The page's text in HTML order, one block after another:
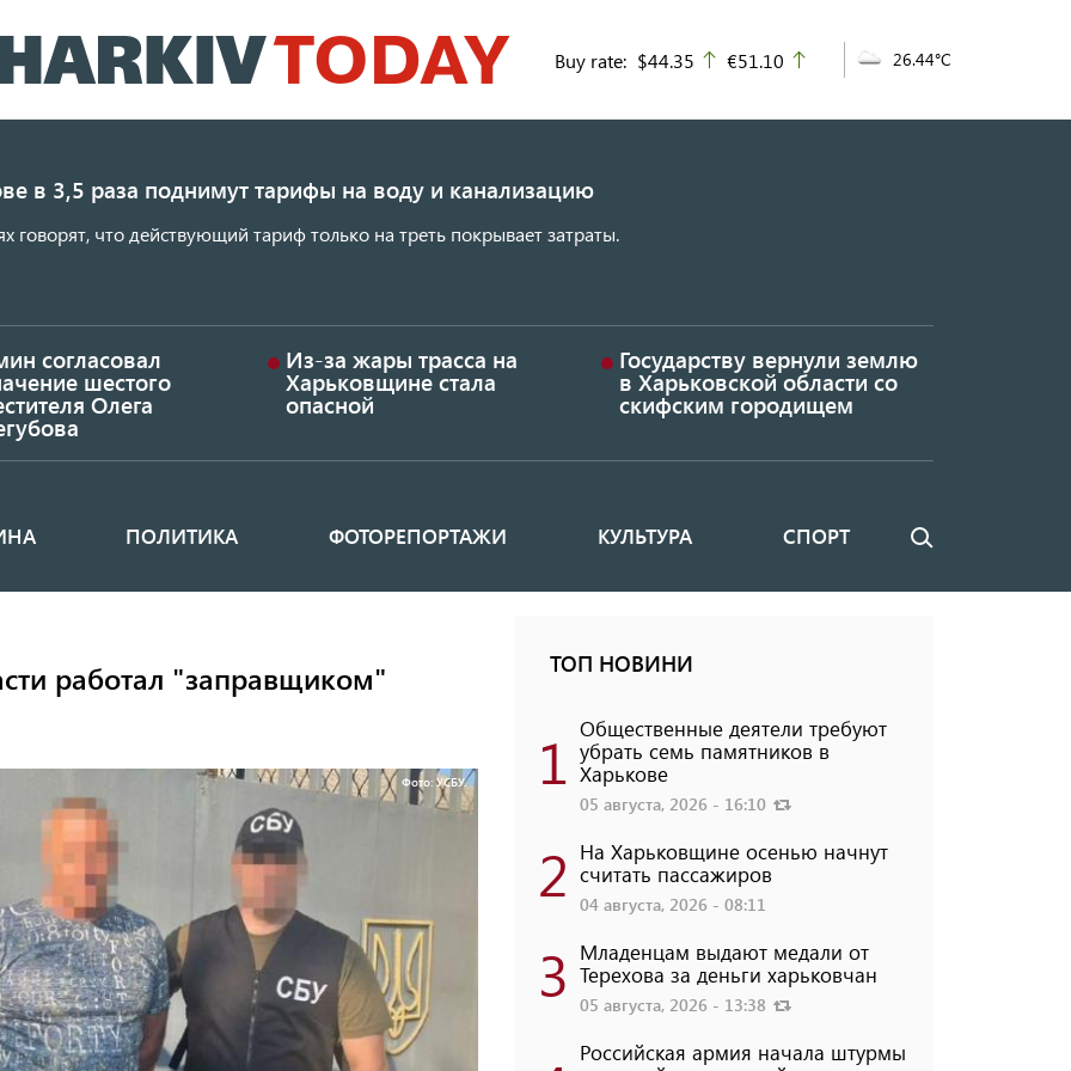
к
основному
Buy rate: $44.35 up
€51.10 26.44°C
в 3,5 раза поднимут тарифы на воду и канализацию
говорят, что действующий тариф только на треть покрывает затраты.
согласовал
шестого
Олега
Из-за жары трасса на
Харьковщине стала
опасной
Государству вернули землю
в Харьковской области со
скифским городищем
ПОЛИТИКА ФОТОРЕПОРТАЖИ КУЛЬТУРА СПОРТ Поиск
работал "заправщиком"
Фото: УСБУ.
ТОП НОВИНИ
1 Общественные деятели требуют
убрать семь памятников в
Харькове
05 августа, 2026 - 16:10
2 На Харьковщине осенью начнут
считать пассажиров
04 августа, 2026 - 08:11
3 Младенцам выдают медали от
Терехова за деньги харьковчан
05 августа, 2026 - 13:38
Российская армия начала штурмы